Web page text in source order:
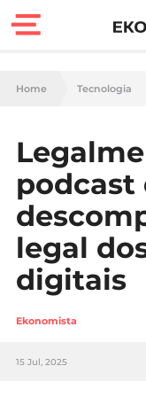
Carreira
Casa
Lifestyle
Home Tecnologia
podcast
legal
digitais
Ekonomista
15 Jul, 2025